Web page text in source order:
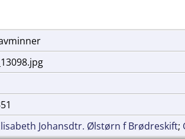
Johansdtr. Ølstørn f Brødreskift;